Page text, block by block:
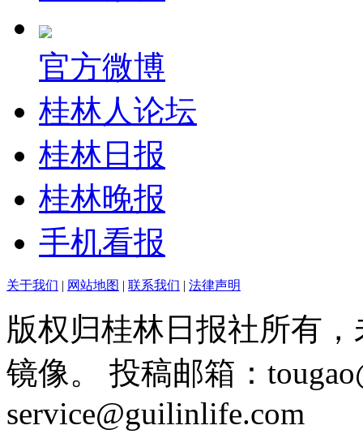
官方微博
桂林人论坛
桂林日报
桂林晚报
手机看报
关于我们 | 网站地图 | 联系我们 | 法律声明
版权归桂林日报社所有
镜像。 投稿邮箱：
service@guilinlife.com